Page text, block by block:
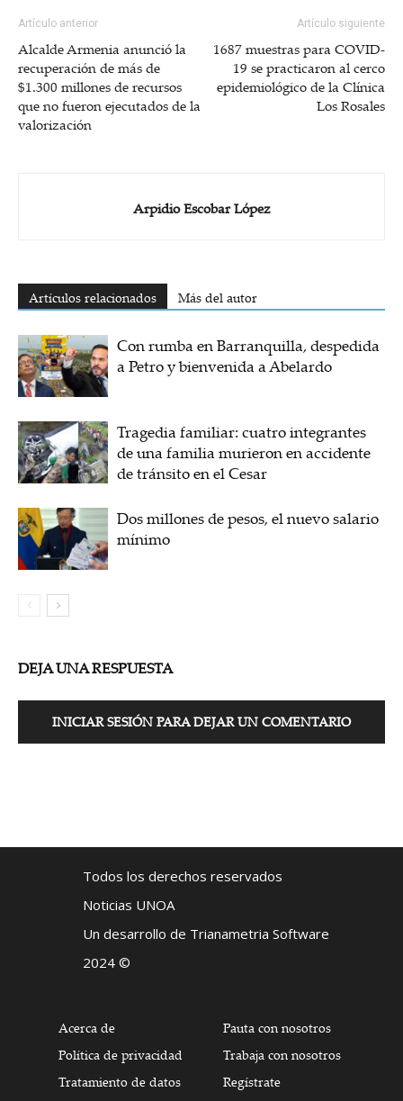
Artículo anterior
Alcalde Armenia anunció la
recuperación de más de
$1.300 millones de recursos
que no fueron ejecutados de la
valorización
Artículo siguiente
1687 muestras para COVID-
19 se practicaron al cerco
epidemiológico de la Clínica
Los Rosales
Arpidio Escobar López
Artículos relacionados Más del autor
Con rumba en Barranquilla, despedida
a Petro y bienvenida a Abelardo
Tragedia familiar: cuatro integrantes
de una familia murieron en accidente
de tránsito en el Cesar
Dos millones de pesos, el nuevo salario
mínimo
DEJA UNA RESPUESTA
INICIAR SESIÓN PARA DEJAR UN COMENTARIO
Todos los derechos reservados
Noticias UNOA
Un desarrollo de Trianametria Software
2024 ©
Acerca de
Política de privacidad
Tratamiento de datos
Pauta con nosotros
Trabaja con nosotros
Regístrate